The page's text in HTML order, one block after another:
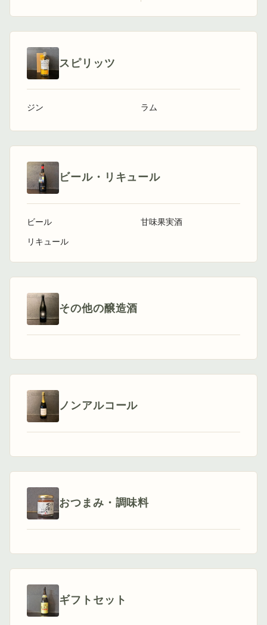
スピリッツ
ジン ラム
ビール・リキュール
ビール
リキュール
甘味果実酒
その他の醸造酒
ノンアルコール
おつまみ・調味料
ギフトセット